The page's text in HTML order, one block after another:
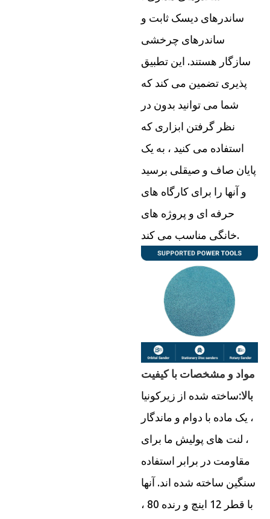
ساندرهای دیسک ثابت و
ساندرهای چرخشی
سازگار هستند. این تطبیق
پذیری تضمین می کند که
شما می توانید بدون در
نظر گرفتن ابزاری که
استفاده می کنید ، به یک
پایان صاف و صیقلی برسید
و آنها را برای کارگاه های
حرفه ای و پروژه های
خانگی مناسب می کند.
مواد و مشخصات با کیفیت
بالا:ساخته شده از زیرکونیا
، یک ماده با دوام و ماندگار
، لنت های پولیش ما برای
مقاومت در برابر استفاده
سنگین ساخته شده اند. آنها
با قطر 12 اینچ و رنده 80 ،